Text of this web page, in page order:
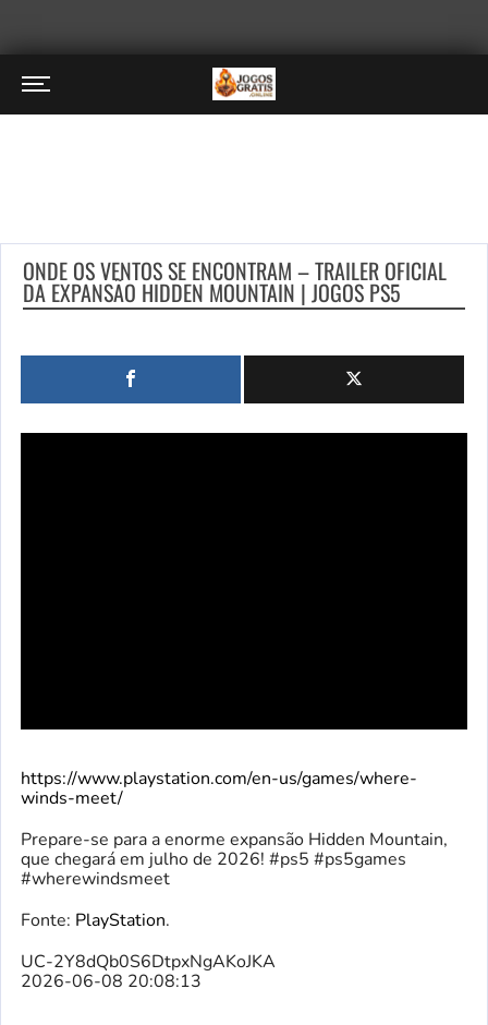
ONDE OS VENTOS SE ENCONTRAM – TRAILER OFICIAL
DA EXPANSÃO HIDDEN MOUNTAIN | JOGOS PS5
https://www.playstation.com/en-us/games/where-
winds-meet/
Prepare-se para a enorme expansão Hidden Mountain,
que chegará em julho de 2026! #ps5 #ps5games
#wherewindsmeet
Fonte: PlayStation.
UC-2Y8dQb0S6DtpxNgAKoJKA
2026-06-08 20:08:13